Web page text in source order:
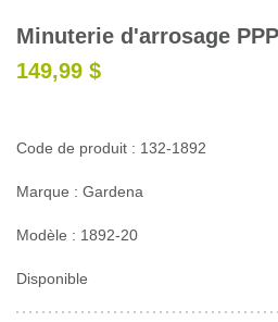
Nous joindre
Minuterie d'arrosage
149,99 $
Code de produit : 132-1892
Marque : Gardena
Modèle : 1892-20
Disponible